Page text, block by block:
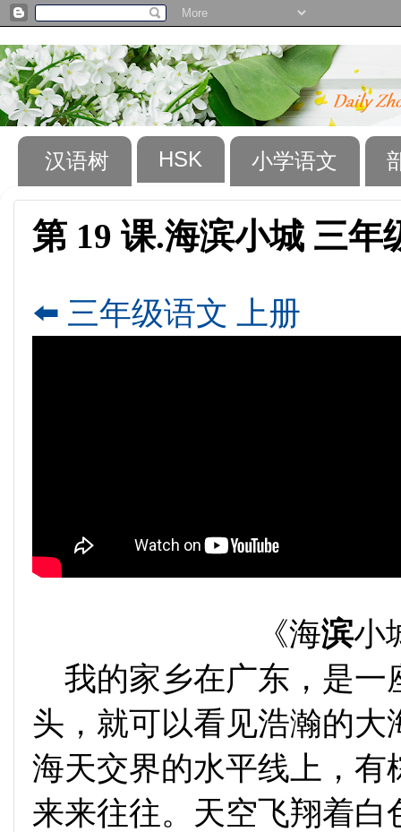
汉语树 HSK 小学语文
第 19 课.海滨小城 三年
⬅️ 三年级语文 上册
《海滨小
我的家乡在广东，是一
头，就可以看见浩瀚的
海天交界的水平线上，
来来往往。天空飞翔着白